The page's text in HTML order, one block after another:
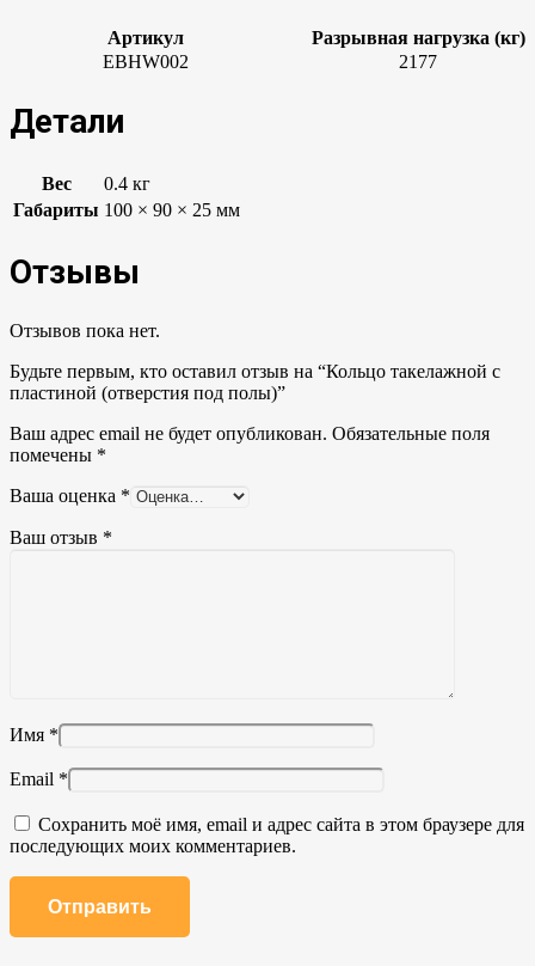
Артикул
Разрывная нагрузка (кг)
EBHW002
2177
Детали
Вес
0.4 кг
Габариты 100 × 90 × 25 мм
Отзывы
Отзывов пока нет.
Будьте первым, кто оставил отзыв на “Кольцо такелажной с
пластиной (отверстия под полы)”
Ваш адрес email не будет опубликован. Обязательные поля
помечены *
Ваша оценка *
Ваш отзыв *
Имя *
Email *
Сохранить моё имя, email и адрес сайта в этом браузере для
последующих моих комментариев.